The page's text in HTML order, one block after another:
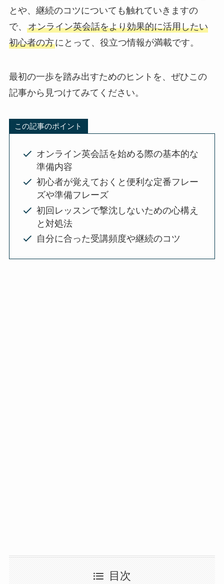
とや、継続のコツについても触れていきますの
で、 オンライン英会話をより効果的に活用したい
初心者の方にとって、役立つ情報が満載です。
最初の一歩を踏み出すためのヒントを、ぜひこの
記事から見つけてみてください。
この記事のポイント
オンライン英会話を始める際の基本的な
準備内容
初心者が覚えておくと便利な定番フレー
ズや準備フレーズ
初回レッスンで撃沈しないための心構え
と対処法
自分に合った受講頻度や継続のコツ
目次